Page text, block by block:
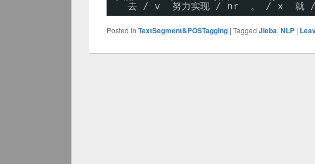
去 / v  努力实现 / nr  。 / x
Posted in TextSegment&POSTagging | Tagged Jieba, NLP |